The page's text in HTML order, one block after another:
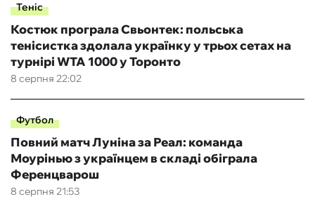
Теніс
8 серпня 22:02
Костюк програла Свьонтек: польська
тенісистка здолала українку у трьох сетах на
турнірі WTA 1000 у Торонто
Футбол
8 серпня 21:53
Повний матч Луніна за Реал: команда
Моурінью з українцем в складі обіграла
Ференцварош